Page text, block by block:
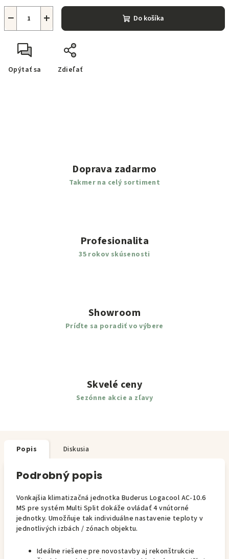
+
− Do košíka
Opýtať sa Zdieľať
Doprava zadarmo
Takmer na celý sortiment
Profesionalita
35 rokov skúsenosti
Showroom
Príďte sa poradiť vo výbere
Skvelé ceny
Sezónne akcie a zľavy
Popis Diskusia
Podrobný popis
Vonkajšia klimatizačná jednotka Buderus Logacool AC-10.6
MS pre systém Multi Split dokáže ovládať 4 vnútorné
jednotky. Umožňuje tak individuálne nastavenie teploty v
jednotlivých izbách / zónach objektu.
Ideálne riešene pre novostavby aj rekonštrukcie